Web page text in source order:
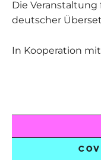
Die
deutscher
In Kooperation